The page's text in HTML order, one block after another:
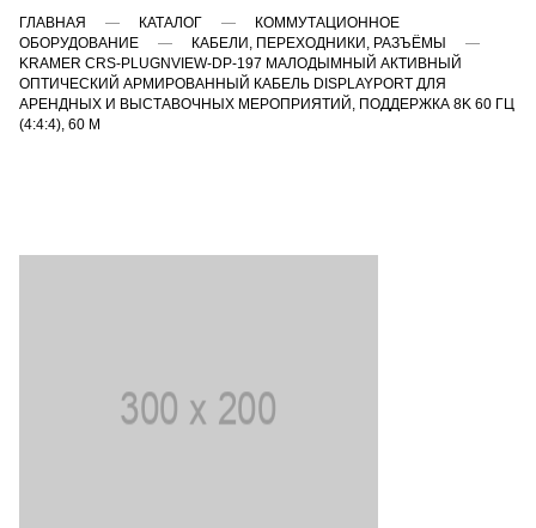
ГЛАВНАЯ КАТАЛОГ
КОММУТАЦИОННОЕ
ОБОРУДОВАНИЕ
КАБЕЛИ, ПЕРЕХОДНИКИ, РАЗЪЁМЫ
KRAMER CRS-PLUGNVIEW-DP-197 МАЛОДЫМНЫЙ АКТИВНЫЙ
ОПТИЧЕСКИЙ АРМИРОВАННЫЙ КАБЕЛЬ DISPLAYPORT ДЛЯ
АРЕНДНЫХ И ВЫСТАВОЧНЫХ МЕРОПРИЯТИЙ, ПОДДЕРЖКА 8K 60 ГЦ
(4:4:4), 60 М